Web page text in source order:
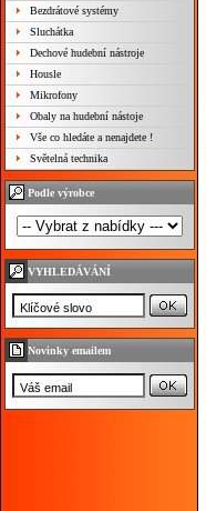
Bezdrátové systémy
Sluchátka
Dechové hudební nástroje
Housle
Mikrofony
Obaly na hudební nástoje
Vše co hledáte a nenajdete !
Světelná technika
Podle výrobce
VYHLEDÁVÁNÍ
Novinky emailem